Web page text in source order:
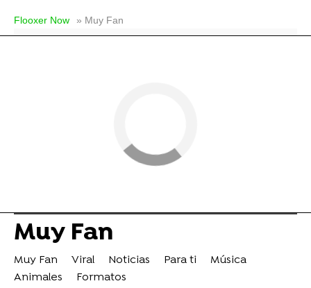
Flooxer Now » Muy Fan
Muy Fan
Muy Fan Viral Noticias Para ti
Música
Animales
Formatos